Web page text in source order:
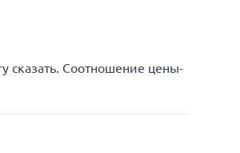
сказать. Соотношение цены-